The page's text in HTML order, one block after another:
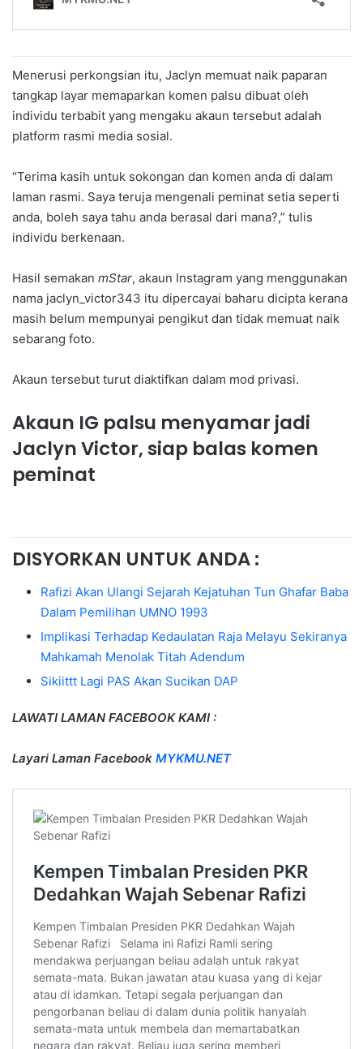
Menerusi perkongsian itu, Jaclyn memuat naik paparan
tangkap layar memaparkan komen palsu dibuat oleh
individu terbabit yang mengaku akaun tersebut adalah
platform rasmi media sosial.
“Terima kasih untuk sokongan dan komen anda di dalam
laman rasmi. Saya teruja mengenali peminat setia seperti
anda, boleh saya tahu anda berasal dari mana?,” tulis
individu berkenaan.
Hasil semakan mStar, akaun Instagram yang menggunakan
nama jaclyn_victor343 itu dipercayai baharu dicipta kerana
masih belum mempunyai pengikut dan tidak memuat naik
sebarang foto.
Akaun tersebut turut diaktifkan dalam mod privasi.
Akaun IG palsu menyamar jadi
Jaclyn Victor, siap balas komen
peminat
DISYORKAN UNTUK ANDA :
Rafizi Akan Ulangi Sejarah Kejatuhan Tun Ghafar Baba
Dalam Pemilihan UMNO 1993
Implikasi Terhadap Kedaulatan Raja Melayu Sekiranya
Mahkamah Menolak Titah Adendum
Sikiittt Lagi PAS Akan Sucikan DAP
LAWATI LAMAN FACEBOOK KAMI :
Layari Laman Facebook MYKMU.NET